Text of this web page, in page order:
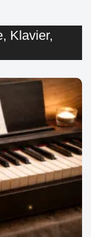
Klavier,